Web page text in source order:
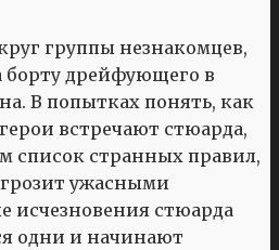
группы незнакомцев,
борту дрейфующего в
В попытках понять, как
встречают стюарда,
список странных правил,
ужасными
исчезновения стюарда
одни и начинают